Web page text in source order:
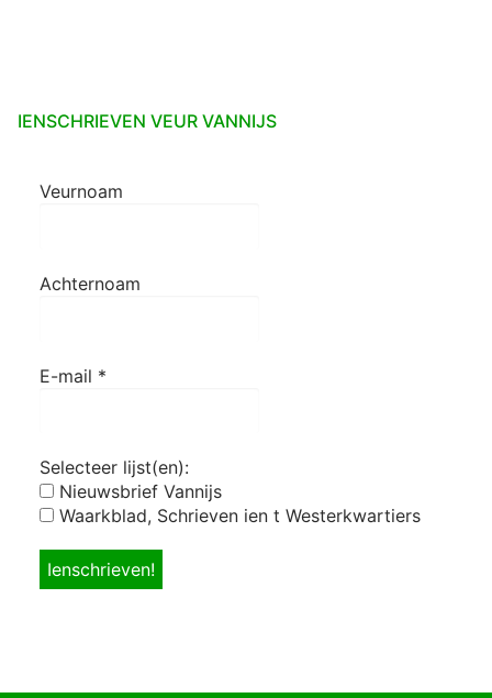
IENSCHRIEVEN VEUR VANNIJS
Veurnoam
Achternoam
E-mail *
Selecteer lijst(en):
Nieuwsbrief Vannijs
Waarkblad, Schrieven ien t Westerkwartiers